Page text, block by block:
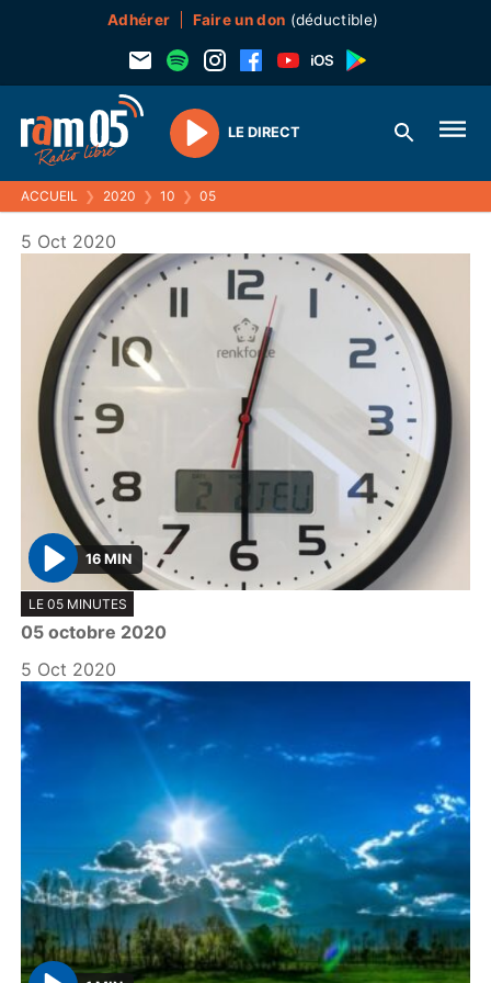
Adhérer Faire un don (déductible)
Play
LE DIRECT
ACCUEIL ❯ 2020 ❯ 10 ❯ 05
5 Oct 2020
P
l
a
y
16 MIN
LE 05 MINUTES
05 octobre 2020
5 Oct 2020